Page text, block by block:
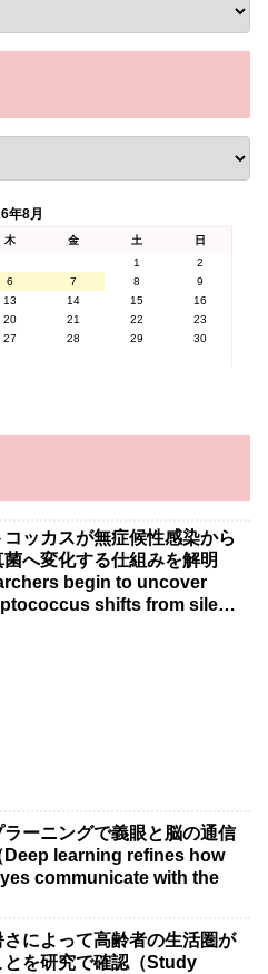
年8月
木 金 土
日
1
2
6 7 8
9
13 14 15
16
20 21 22
23
27 28 29
30
コッカスが無症候性感染から
へ変化する仕組みを解明
begin to uncover
shifts from silent
ラーニングで義眼と脳の通信
Deep learning refines how
communicate with the
さによって高齢者の生活圏が
とを研究で確認（Study